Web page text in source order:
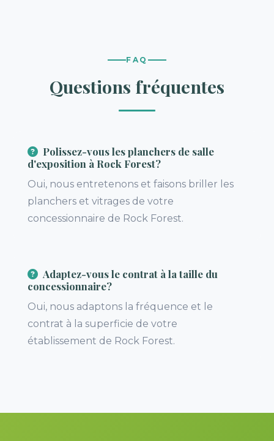
FAQ
Questions fréquentes
Polissez-vous les planchers de salle
d'exposition à Rock Forest?
Oui, nous entretenons et faisons briller les
planchers et vitrages de votre
concessionnaire de Rock Forest.
Adaptez-vous le contrat à la taille du
concessionnaire?
Oui, nous adaptons la fréquence et le
contrat à la superficie de votre
établissement de Rock Forest.